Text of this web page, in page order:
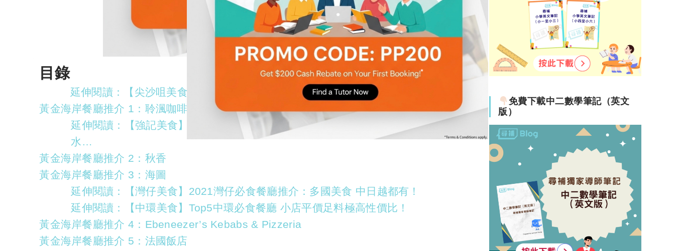
目錄
延伸閱讀：【尖沙咀美食】2021必食餐廳！ 誠意推介5大尖沙咀美食
黃金海岸餐廳推介 1：聆渢咖啡廳
延伸閱讀：【強記美食】灣仔米芝蓮小食店 推薦5種必試美食！糯米飯、豬骨粥、糖
水…
黃金海岸餐廳推介 2：秋香
黃金海岸餐廳推介 3：海圖
延伸閱讀：【灣仔美食】2021灣仔必食餐廳推介：多國美食 中日越都有！
延伸閱讀：【中環美食】Top5中環必食餐廳 小店平價足料極高性價比！
黃金海岸餐廳推介 4：Ebeneezer’s Kebabs & Pizzeria
黃金海岸餐廳推介 5：法國飯店
免費下載中二數學筆記（英文
版）